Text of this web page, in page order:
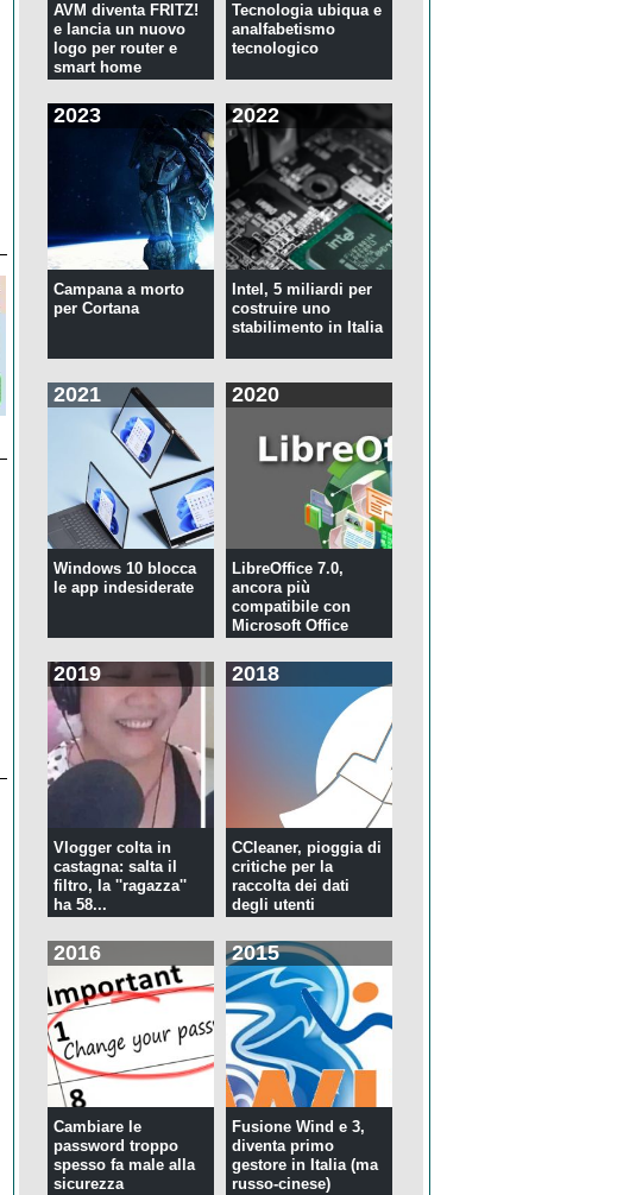
AVM diventa FRITZ!
e lancia un nuovo
logo per router e
smart home
Tecnologia ubiqua e
analfabetismo
tecnologico
2023
Campana a morto
per Cortana
2022
Intel, 5 miliardi per
costruire uno
stabilimento in Italia
2021
Windows 10 blocca
le app indesiderate
2020
LibreOffice 7.0,
ancora più
compatibile con
Microsoft Office
2019
Vlogger colta in
castagna: salta il
filtro, la ''ragazza''
ha 58...
2018
CCleaner, pioggia di
critiche per la
raccolta dei dati
degli utenti
2016
Cambiare le
password troppo
spesso fa male alla
sicurezza
2015
Fusione Wind e 3,
diventa primo
gestore in Italia (ma
russo-cinese)